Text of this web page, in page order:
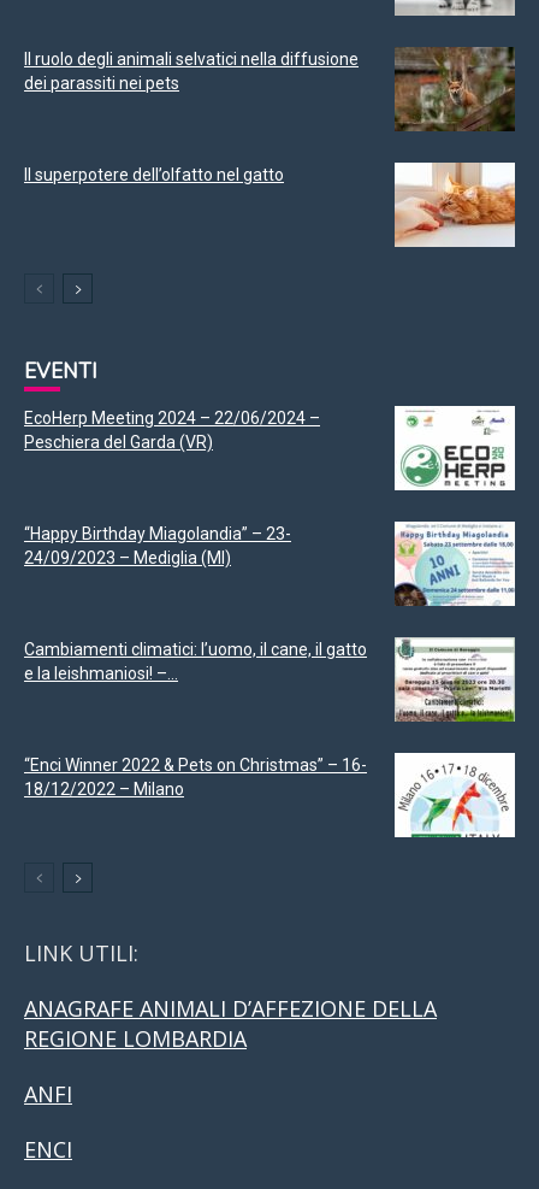
Il ruolo degli animali selvatici nella diffusione
dei parassiti nei pets
Il superpotere dell’olfatto nel gatto
EVENTI
EcoHerp Meeting 2024 – 22/06/2024 –
Peschiera del Garda (VR)
“Happy Birthday Miagolandia” – 23-
24/09/2023 – Mediglia (MI)
Cambiamenti climatici: l’uomo, il cane, il gatto
e la leishmaniosi! –...
“Enci Winner 2022 & Pets on Christmas” – 16-
18/12/2022 – Milano
LINK UTILI:
ANAGRAFE ANIMALI D’AFFEZIONE DELLA
REGIONE LOMBARDIA
ANFI
ENCI